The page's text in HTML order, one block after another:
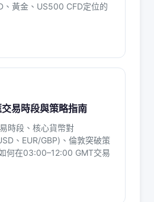
、黃金、US500 CFD定位的
易時段與策略指南
時段、核心貨幣對
、EUR/GBP)、倫敦突破策
何在03:00–12:00 GMT交易